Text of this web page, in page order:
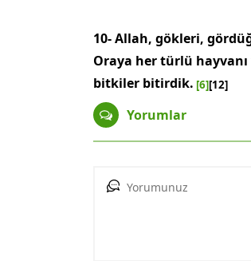
10- Allah, gökleri,
Oraya her türlü
bitkiler bi­tirdik. [6][12]
Yorumlar